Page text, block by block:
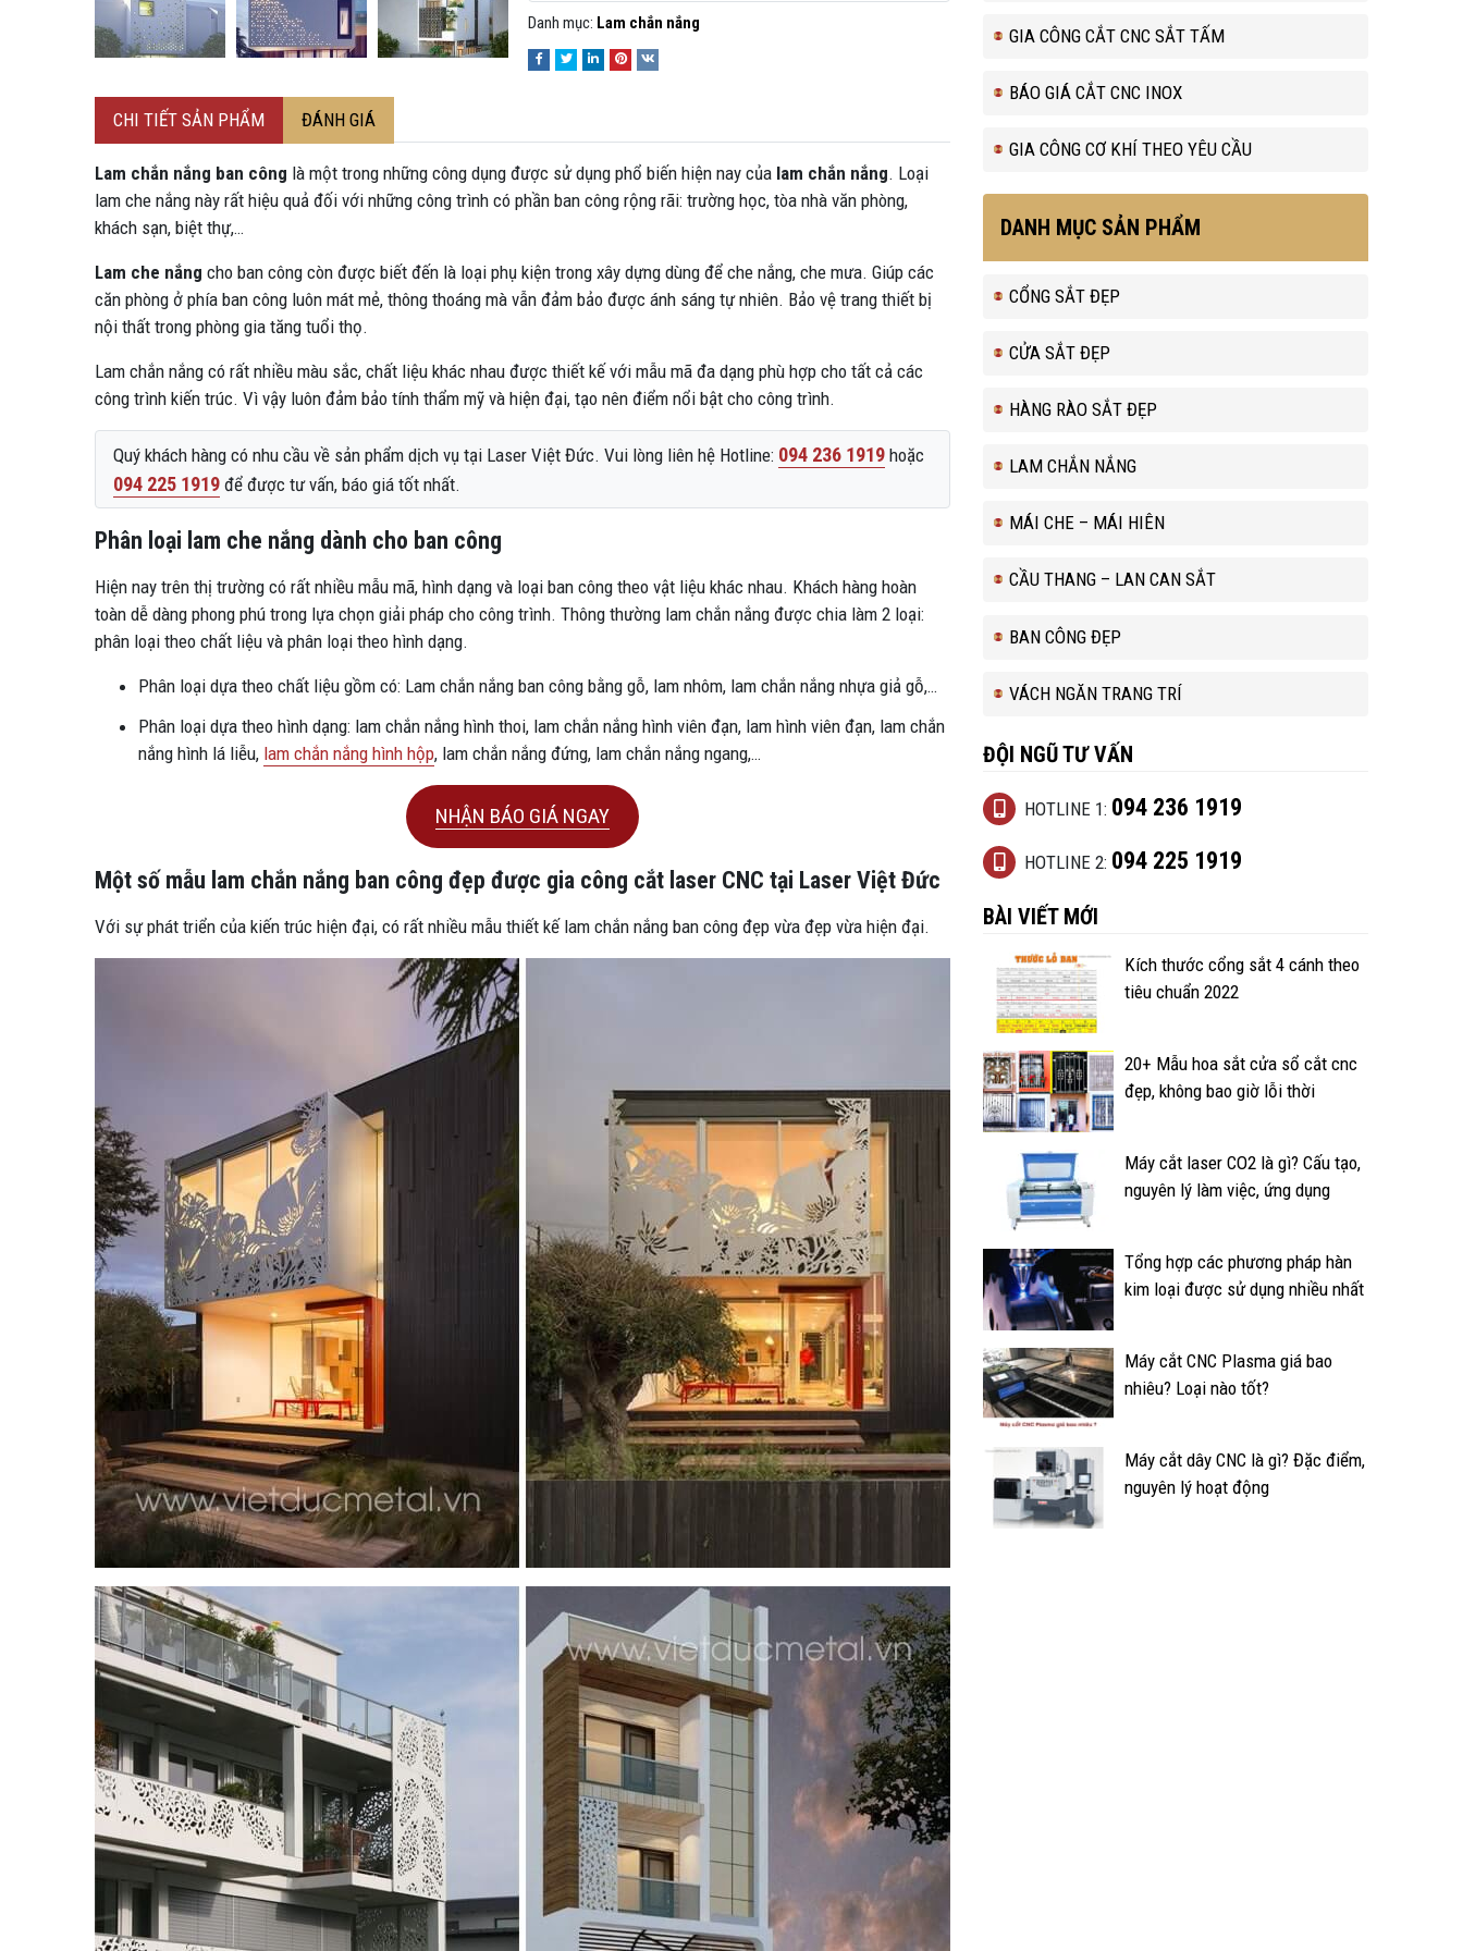
Danh mục: Lam chắn nắng
CHI TIẾT SẢN PHẨM ĐÁNH GIÁ
Lam chắn nắng ban công là một trong những công dụng được sử dụng phổ biến hiện nay của lam chắn nắng. Loại
lam che nắng này rất hiệu quả đối với những công trình có phần ban công rộng rãi: trường học, tòa nhà văn phòng,
khách sạn, biệt thự,…
Lam che nắng cho ban công còn được biết đến là loại phụ kiện trong xây dựng dùng để che nắng, che mưa. Giúp các
căn phòng ở phía ban công luôn mát mẻ, thông thoáng mà vẫn đảm bảo được ánh sáng tự nhiên. Bảo vệ trang thiết bị
nội thất trong phòng gia tăng tuổi thọ.
Lam chắn nắng có rất nhiều màu sắc, chất liệu khác nhau được thiết kế với mẫu mã đa dạng phù hợp cho tất cả các
công trình kiến trúc. Vì vậy luôn đảm bảo tính thẩm mỹ và hiện đại, tạo nên điểm nổi bật cho công trình.
Quý khách hàng có nhu cầu về sản phẩm dịch vụ tại Laser Việt Đức. Vui lòng liên hệ Hotline: 094 236 1919 hoặc
094 225 1919 để được tư vấn, báo giá tốt nhất.
Phân loại lam che nắng dành cho ban công
Hiện nay trên thị trường có rất nhiều mẫu mã, hình dạng và loại ban công theo vật liệu khác nhau. Khách hàng hoàn
toàn dễ dàng phong phú trong lựa chọn giải pháp cho công trình. Thông thường lam chắn nắng được chia làm 2 loại:
phân loại theo chất liệu và phân loại theo hình dạng.
Phân loại dựa theo chất liệu gồm có: Lam chắn nắng ban công bằng gỗ, lam nhôm, lam chắn nắng nhựa giả gỗ,…
Phân loại dựa theo hình dạng: lam chắn nắng hình thoi, lam chắn nắng hình viên đạn, lam hình viên đạn, lam chắn
nắng hình lá liễu, lam chắn nắng hình hộp, lam chắn nắng đứng, lam chắn nắng ngang,…
NHẬN BÁO GIÁ NGAY
Một số mẫu lam chắn nắng ban công đẹp được gia công cắt laser CNC tại Laser Việt Đức
Với sự phát triển của kiến trúc hiện đại, có rất nhiều mẫu thiết kế lam chắn nắng ban công đẹp vừa đẹp vừa hiện đại.
GIA CÔNG CẮT CNC SẮT TẤM
BÁO GIÁ CẮT CNC INOX
GIA CÔNG CƠ KHÍ THEO YÊU CẦU
DANH MỤC SẢN PHẨM
CỔNG SẮT ĐẸP
CỬA SẮT ĐẸP
HÀNG RÀO SẮT ĐẸP
LAM CHẮN NẮNG
MÁI CHE – MÁI HIÊN
CẦU THANG – LAN CAN SẮT
BAN CÔNG ĐẸP
VÁCH NGĂN TRANG TRÍ
ĐỘI NGŨ TƯ VẤN
HOTLINE 1: 094 236 1919
HOTLINE 2: 094 225 1919
BÀI VIẾT MỚI
Kích thước cổng sắt 4 cánh theo
tiêu chuẩn 2022
20+ Mẫu hoa sắt cửa sổ cắt cnc
đẹp, không bao giờ lỗi thời
Máy cắt laser CO2 là gì? Cấu tạo,
nguyên lý làm việc, ứng dụng
Tổng hợp các phương pháp hàn
kim loại được sử dụng nhiều nhất
Máy cắt CNC Plasma giá bao
nhiêu? Loại nào tốt?
Máy cắt dây CNC là gì? Đặc điểm,
nguyên lý hoạt động